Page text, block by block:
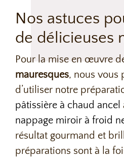
Nos astuces
de délicieuses
Pour la mise en œuvre
mauresques, nous vous
d’utiliser notre
pâtissière à chaud ancel
nappage miroir à froid
résultat gourmand et
préparations sont à la